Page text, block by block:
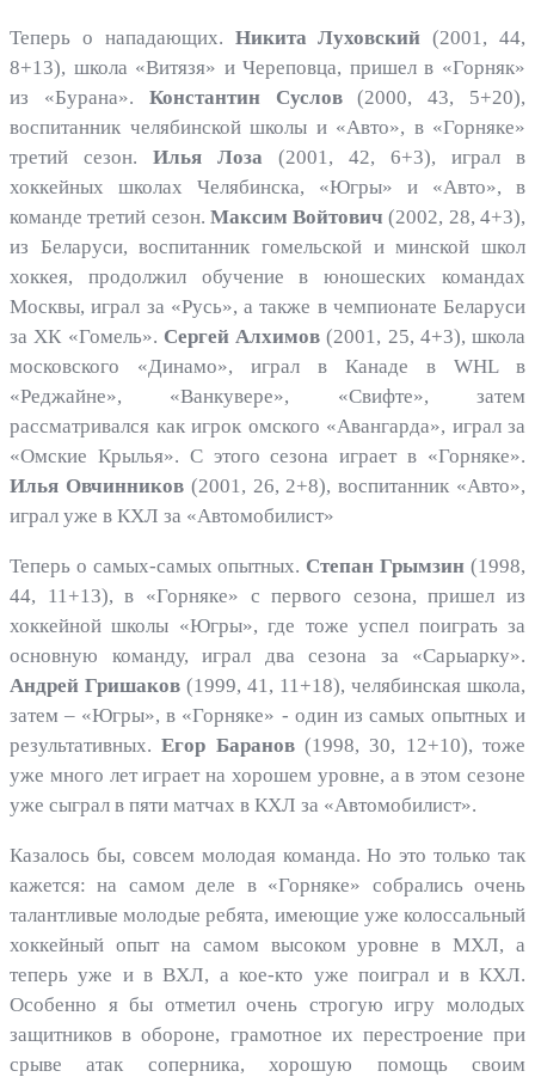
Теперь о нападающих. Никита Луховский (2001, 44,
8+13), школа «Витязя» и Череповца, пришел в «Горняк»
из «Бурана». Константин Суслов(2000, 43, 5+20),
воспитанник челябинской школы и «Авто», в «Горняке»
третий сезон. Илья Лоза (2001, 42, 6+3), играл в
хоккейных школах Челябинска, «Югры» и «Авто», в
команде третий сезон. Максим Войтович (2002, 28, 4+3),
из Беларуси, воспитанник гомельской и минской школ
хоккея, продолжил обучение в юношеских командах
Москвы, играл за «Русь», а также в чемпионате Беларуси
за ХК «Гомель». Сергей Алхимов (2001, 25, 4+3), школа
московского «Динамо», играл в Канаде в WHL в
«Реджайне», «Ванкувере», «Свифте», затем
рассматривался как игрок омского «Авангарда», играл за
«Омские Крылья». С этого сезона играет в «Горняке».
Илья Овчинников(2001, 26, 2+8), воспитанник «Авто»,
играл уже в КХЛ за «Автомобилист»
Теперь о самых-самых опытных. Степан Грымзин (1998,
44, 11+13), в «Горняке» с первого сезона, пришел из
хоккейной школы «Югры», где тоже успел поиграть за
основную команду, играл два сезона за «Сарыарку».
Андрей Гришаков (1999, 41, 11+18), челябинская школа,
затем – «Югры», в «Горняке» - один из самых опытных и
результативных.Егор Баранов(1998, 30, 12+10), тоже
уже много лет играет на хорошем уровне, а в этом сезоне
уже сыграл в пяти матчах в КХЛ за «Автомобилист».
Казалось бы, совсем молодая команда. Но это только так
кажется: на самом деле в «Горняке» собрались очень
талантливые молодые ребята, имеющие уже колоссальный
хоккейный опыт на самом высоком уровне в МХЛ, а
теперь уже и в ВХЛ, а кое-кто уже поиграл и в КХЛ.
Особенно я бы отметил очень строгую игру молодых
защитников в обороне, грамотное их перестроение при
срыве атак соперника, хорошую помощь своим